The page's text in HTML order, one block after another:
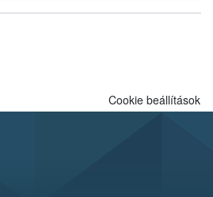
Cookie beállítások